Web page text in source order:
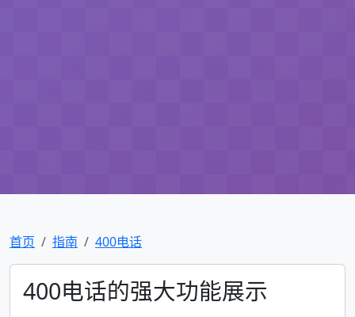
首页 指南 400电话
400电话的强大功能展示